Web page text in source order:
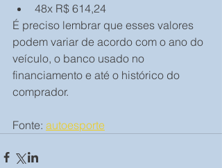
48x R$ 614,24
É preciso lembrar que esses valores
podem variar de acordo com o ano do
veículo, o banco usado no
financiamento e até o histórico do
comprador.
Fonte: autoesporte